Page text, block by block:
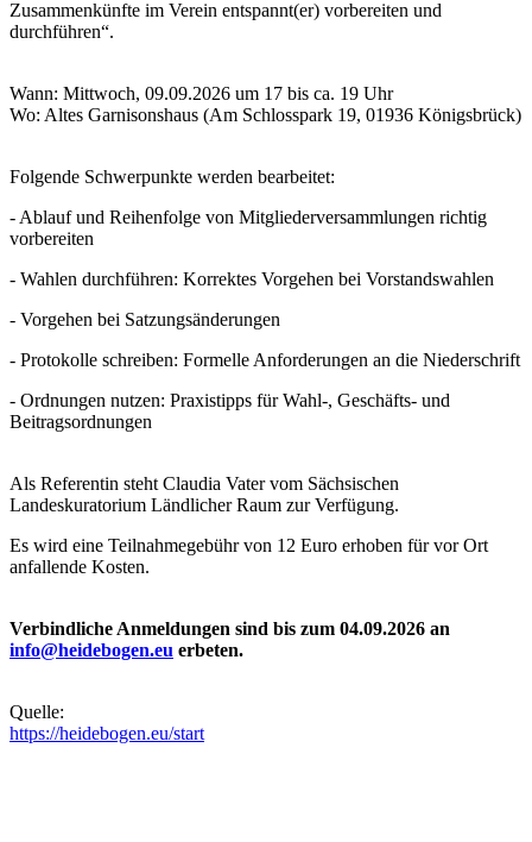
Zusammenkünfte im Verein entspannt(er) vorbereiten und
durchführen“.
Wann: Mittwoch, 09.09.2026 um 17 bis ca. 19 Uhr
Wo: Altes Garnisonshaus (Am Schlosspark 19, 01936 Königsbrück)
Folgende Schwerpunkte werden bearbeitet:
- Ablauf und Reihenfolge von Mitgliederversammlungen richtig
vorbereiten
- Wahlen durchführen: Korrektes Vorgehen bei Vorstandswahlen
- Vorgehen bei Satzungsänderungen
- Protokolle schreiben: Formelle Anforderungen an die Niederschrift
- Ordnungen nutzen: Praxistipps für Wahl-, Geschäfts- und
Beitragsordnungen
Als Referentin steht Claudia Vater vom Sächsischen
Landeskuratorium Ländlicher Raum zur Verfügung.
Es wird eine Teilnahmegebühr von 12 Euro erhoben für vor Ort
anfallende Kosten.
Verbindliche Anmeldungen sind bis zum 04.09.2026 an
info@heidebogen.eu erbeten.
Quelle:
https://heidebogen.eu/start